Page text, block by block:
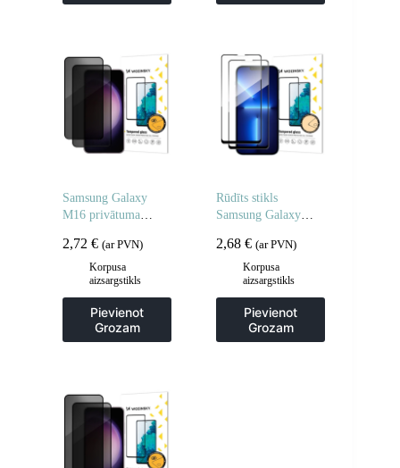
Samsung Galaxy
M16 privātuma
2,72 € (ar PVN)
Korpusa
aizsargstikls
Pievienot
Grozam
Rūdīts stikls
Samsung Galaxy
pilnībā līmējamam
rūdītam stiklam – 2
2,68€ (ar PVN)
Korpusa
aizsargstikls
Pievienot
Grozam